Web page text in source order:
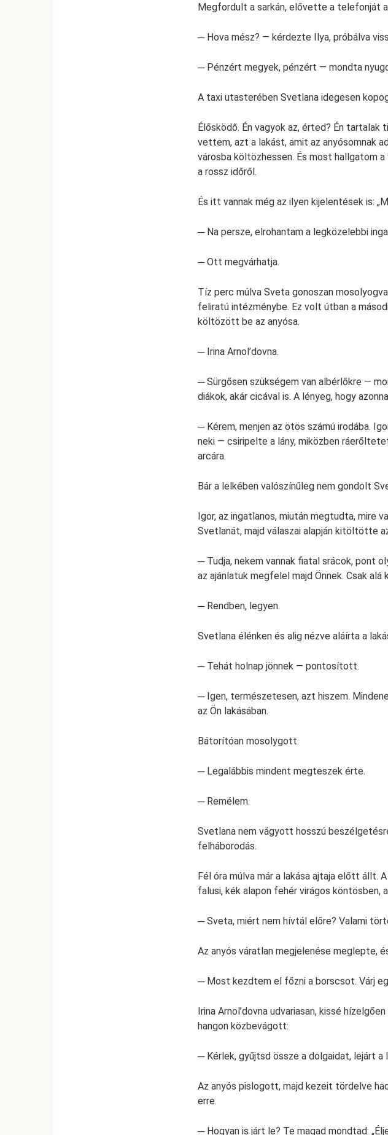
Megfordult a sarkán, elővette a telefonját
─ Hova mész? — kérdezte Ilya, próbálva
─ Pénzért megyek, pénzért — mondta
A taxi utasterében Svetlana idegesen
Élősködő. Én vagyok az, érted? Én
vettem, azt a lakást, amit az anyósomnak
városba költözhessen. És most hallgatom
a rossz időről.
És itt vannak még az ilyen kijelentések is:
─ Na persze, elrohantam a legközelebbi
─ Ott megvárhatja.
Tíz perc múlva Sveta gonoszan
feliratú intézménybe. Ez volt útban a
költözött be az anyósa.
─ Irina Arnol’dovna.
─ Sürgősen szükségem van albérlőkre —
diákok, akár cicával is. A lényeg, hogy
─ Kérem, menjen az ötös számú irodába.
neki — csiripelte a lány, miközben
arcára.
Bár a lelkében valószínűleg nem gondolt
Igor, az ingatlanos, miután megtudta, mire
Svetlanát, majd válaszai alapján kitöltötte
─ Tudja, nekem vannak fiatal srácok, pont
az ajánlatuk megfelel majd Önnek. Csak
─ Rendben, legyen.
Svetlana élénken és alig nézve aláírta a
─ Tehát holnap jönnek — pontosított.
─ Igen, természetesen, azt hiszem.
az Ön lakásában.
Bátorítóan mosolygott.
─ Legalábbis mindent megteszek érte.
─ Remélem.
Svetlana nem vágyott hosszú
felháborodás.
Fél óra múlva már a lakása ajtaja előtt állt.
falusi, kék alapon fehér virágos köntösben,
─ Sveta, miért nem hívtál előre? Valami
Az anyós váratlan megjelenése meglepte,
─ Most kezdtem el főzni a borscsot. Várj
Irina Arnol’dovna udvariasan, kissé
hangon közbevágott:
─ Kérlek, gyűjtsd össze a dolgaidat, lejárt a
Az anyós pislogott, majd kezeit tördelve
erre.
─ Hogyan is járt le? Te magad mondtad: